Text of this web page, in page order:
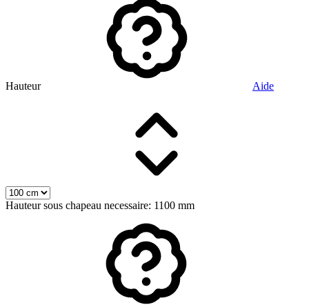
Hauteur Aide
Hauteur sous chapeau necessaire: 1100 mm